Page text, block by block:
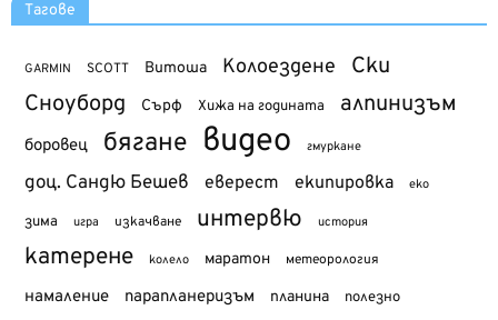
Тагове
GARMIN SCOTT Витоша Колоездене Ски
Сноуборд Сърф Хижа на годината алпинизъм
боровец бягане видео гмуркане
доц. Сандю Бешев еверест екипировка еко
зима игра изкачване интервю история
катерене колело маратон метеорология
намаление парапланеризъм планина полезно